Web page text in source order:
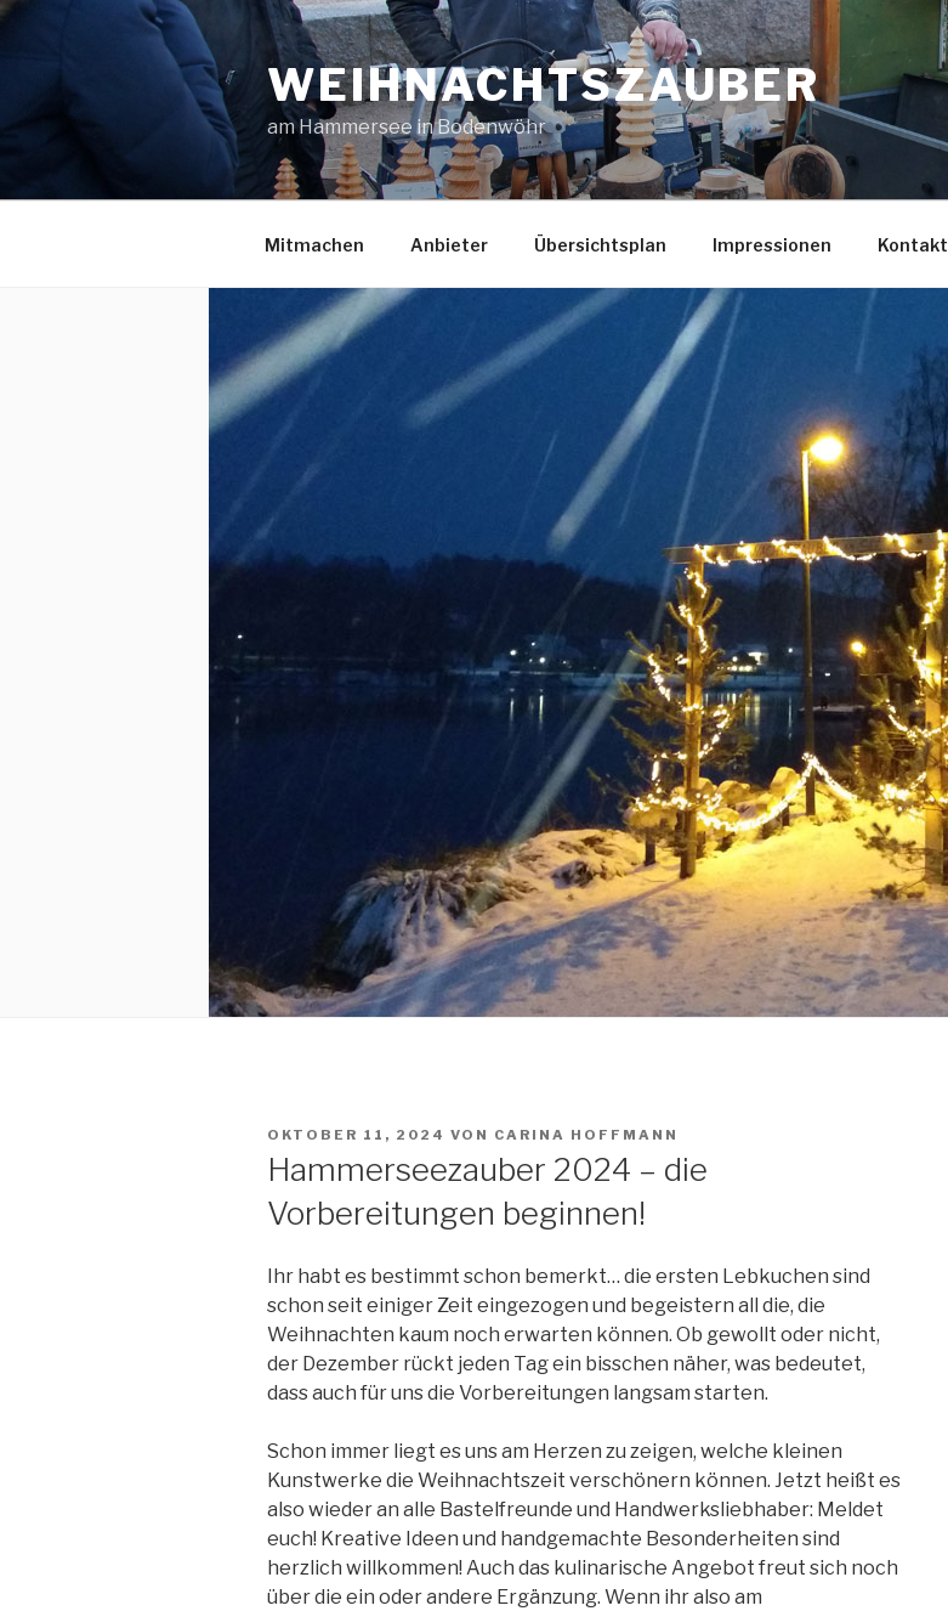
Zum
WEIHNACHTSZAUBER
am Hammersee in Bodenwöhr
Mitmachen Anbieter Übersichtsplan Impressionen Kontakt
VERÖFFENTLICHT
OKTOBER 11, 2024 VON CARINA HOFFMANN
Hammerseezauber 2024 – die
Vorbereitungen beginnen!
Ihr habt es bestimmt schon bemerkt… die ersten Lebkuchen sind
schon seit einiger Zeit eingezogen und begeistern all die, die
Weihnachten kaum noch erwarten können. Ob gewollt oder nicht,
der Dezember rückt jeden Tag ein bisschen näher, was bedeutet,
dass auch für uns die Vorbereitungen langsam starten.
Schon immer liegt es uns am Herzen zu zeigen, welche kleinen
Kunstwerke die Weihnachtszeit verschönern können. Jetzt heißt es
also wieder an alle Bastelfreunde und Handwerksliebhaber: Meldet
euch! Kreative Ideen und handgemachte Besonderheiten sind
herzlich willkommen! Auch das kulinarische Angebot freut sich noch
über die ein oder andere Ergänzung. Wenn ihr also am